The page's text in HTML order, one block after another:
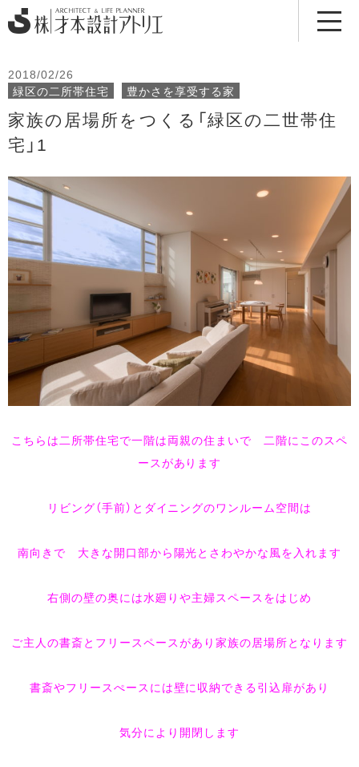
2018/02/26
緑区の二所帯住宅 豊かさを享受する家
家族の居場所をつくる「緑区の二世帯住
宅」1
こちらは二所帯住宅で一階は両親の住まいで 二階にこのスペ
ースがあります
リビング（手前）とダイニングのワンルーム空間は
南向きで 大きな開口部から陽光とさわやかな風を入れます
右側の壁の奥には水廻りや主婦スペースをはじめ
ご主人の書斎とフリースペースがあり家族の居場所となります
書斎やフリースぺースには壁に収納できる引込扉があり
気分により開閉します